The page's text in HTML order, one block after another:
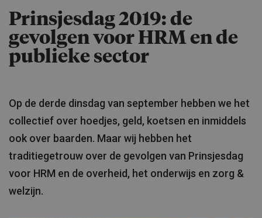
ZOEKEN
Prinsjesdag 2019: de
gevolgen voor HRM en de
publieke sector
Op de derde dinsdag van september hebben we het
collectief over hoedjes, geld, koetsen en inmiddels
ook over baarden. Maar wij hebben het
traditiegetrouw over de gevolgen van Prinsjesdag
voor HRM en de overheid, het onderwijs en zorg &
welzijn.